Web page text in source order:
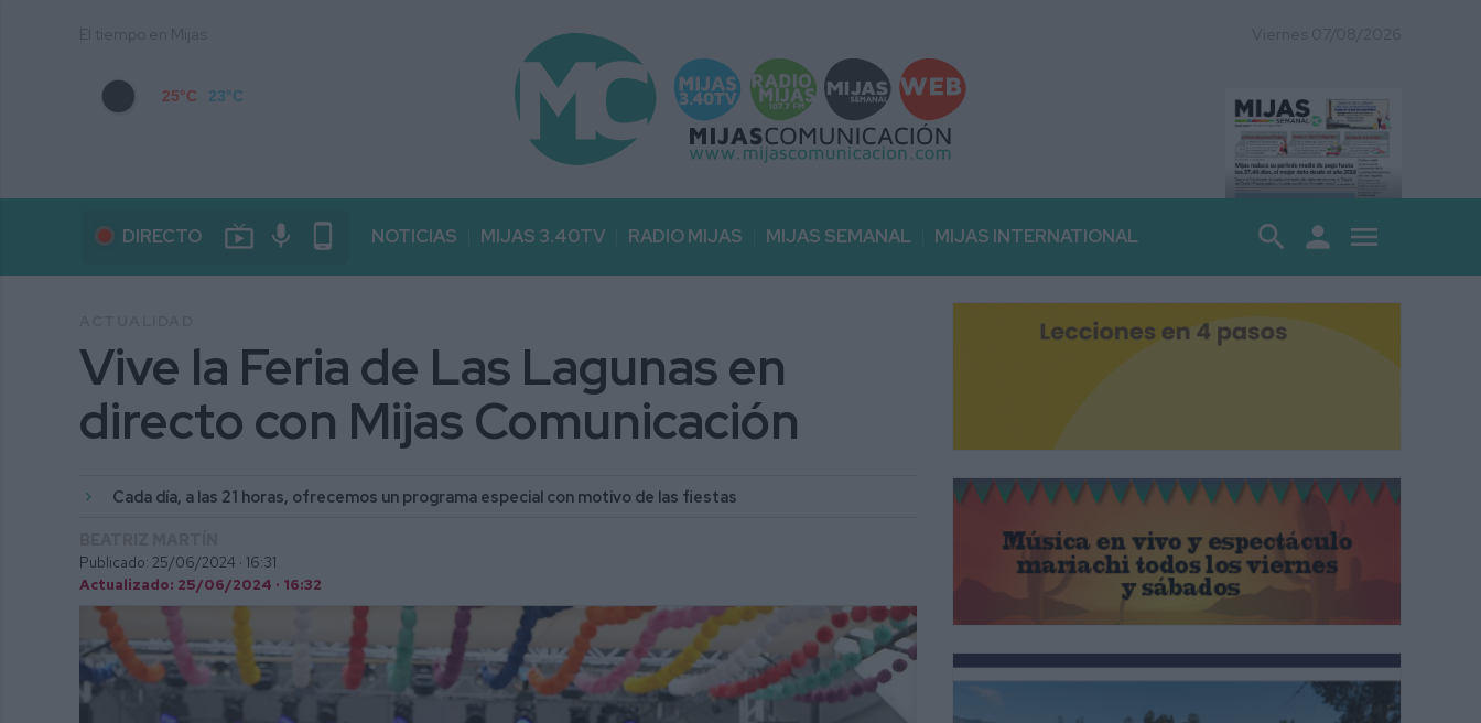
25°C 23°C
DIRECTO live_tv mic phone_android NOTICIAS MIJAS 3.40TV RADIO MIJAS MIJAS SEMANAL MIJAS INTERNATIONAL search person menu
Vive la Feria de Las Lagunas en
directo con Mijas Comunicación
Cada día, a las 21 horas, ofrecemos un programa especial con motivo de las fiestas
Publicado: 25/06/2024 · 16:31
Actualizado: 25/06/2024 · 16:32